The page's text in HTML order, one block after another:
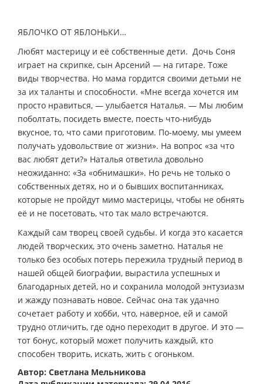
ЯБЛОЧКО ОТ ЯБЛОНЬКИ…
Любят мастерицу и её собственные дети. Дочь Соня
играет на скрипке, сын Арсений — на гитаре. Тоже
виды творчества. Но мама гордится своими детьми не
за их таланты и способности. «Мне всегда хочется им
просто нравиться, — улыбается Наталья. — Мы любим
поболтать, посидеть вместе, поесть что-нибудь
вкусное, то, что сами приготовим. По-моему, мы умеем
получать удовольствие от жизни». На вопрос «за что
вас любят дети?» Наталья ответила довольно
неожиданно: «За «обнимашки». Но речь не только о
собственных детях, но и о бывших воспитанниках,
которые не пройдут мимо мастерицы, чтобы не обнять
её и не посетовать, что так мало встречаются.
Каждый сам творец своей судьбы. И когда это касается
людей творческих, это очень заметно. Наталья не
только без особых потерь пережила трудный период в
нашей общей биографии, вырастила успешных и
благодарных детей, но и сохранила молодой энтузиазм
и жажду познавать новое. Сейчас она так удачно
сочетает работу и хобби, что, наверное, ей и самой
трудно отличить, где одно переходит в другое. И это —
тот бонус, который может получить каждый, кто
способен творить, искать, жить с огоньком.
Автор: Светлана Мельникова